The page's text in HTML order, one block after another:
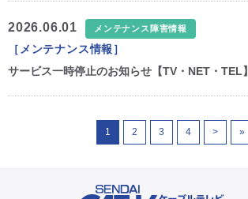
2026.06.01 メンテナンス障害情報
［メンテナンス情報］
サービス一時停止のお知らせ【TV・NET・TEL】
1 2 3 4 > »